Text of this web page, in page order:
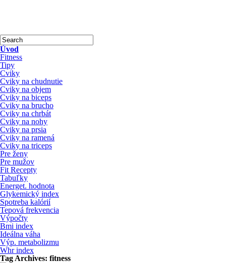
Úvod
Fitness
Tipy
Cviky
Cviky na chudnutie
Cviky na objem
Cviky na biceps
Cviky na brucho
Cviky na chrbát
Cviky na nohy
Cviky na prsia
Cviky na ramená
Cviky na triceps
Pre ženy
Pre mužov
Fit Recepty
Tabuľky
Energet. hodnota
Glykemický index
Spotreba kalórií
Tepová frekvencia
Výpočty
Bmi index
Ideálna váha
Výp. metabolizmu
Whr index
Tag Archives: fitness